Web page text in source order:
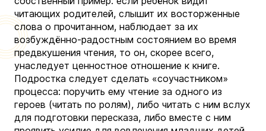
читающих родителей, слышит их восторженные
слова о прочитанном, наблюдает за их
возбуждённо-радостным состоянием во время
предвкушения чтения, то он, скорее всего,
унаследует ценностное отношение к книге.
Подростка следует сделать «соучастником»
процесса: поручить ему чтение за одного из
героев (читать по ролям), либо читать с ним вслух
для подготовки пересказа, либо вместе с ним